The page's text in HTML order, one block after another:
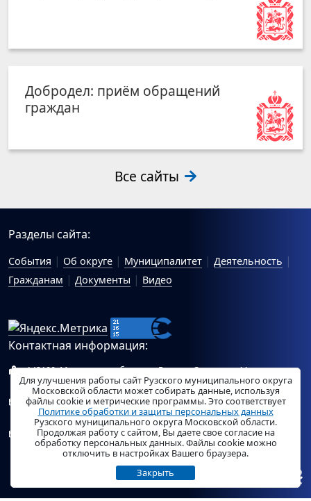
Добродел: приём обращений
граждан
Все сайты
Разделы сайта:
События Об округе Муниципалитет
Деятельность
Гражданам
Документы Видео
Контактная информация:
143100, Московская область, г.Руза, ул.Солнцева, 11
Схема проезда
Общий отдел Администрации Рузского муниципального
округа:ruza_region_ruza@mosreg.ru.
Отдел по работе с обращениями граждан Администрации
Рузского муниципального округа:ruza_og_argo@mosreg.ru
Для улучшения работы сайт Рузского муниципального округа
Московской области может собирать данные, используя
файлы cookie и метрические программы. Это соответствует
Политике обработки и защиты персональных данных
Рузского муниципального округа Московской области.
Продолжая работу с сайтом, Вы даете свое согласие на
обработку персональных данных. Файлы cookie можно
отключить в настройках Вашего браузера.
Закрыть